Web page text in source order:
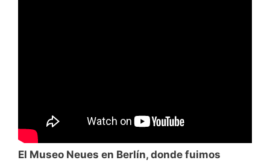
El Museo Neues en Berlín, donde fuimos